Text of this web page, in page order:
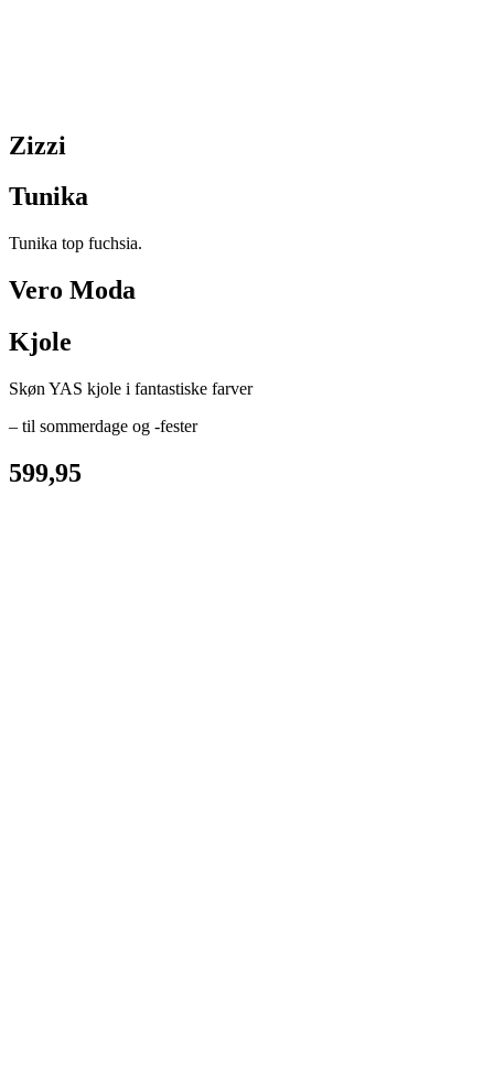
Zizzi
Tunika
Tunika top fuchsia.
Vero Moda
Kjole
Skøn YAS kjole i fantastiske farver
– til sommerdage og -fester
599,95